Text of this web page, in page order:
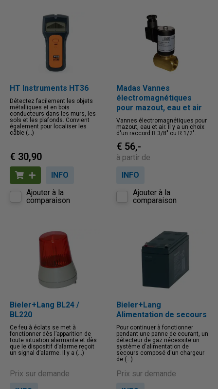
Prix croissant Prix décroissant
HT Instruments HT36
Détectez facilement les objets
métalliques et en bois
conducteurs dans les murs, les
sols et les plafonds. Convient
également pour localiser les
câble (...)
€ 30,90
INFO
Ajouter à la
comparaison
Madas Vannes
électromagnétiques
pour mazout, eau et air
Vannes électromagnétiques pour
mazout, eau et air. Il y a un choix
d'un raccord R 3/8" ou R 1/2".
€ 56,-
à partir de
INFO
Ajouter à la
comparaison
Bieler+Lang BL24 /
BL220
Ce feu à éclats se met à
fonctionner dès l’apparition de
toute situation alarmante et dès
que le dispositif d’alarme reçoit
un signal d’alarme. Il y a (...)
Prix sur demande
Bieler+Lang
Alimentation de secours
Pour continuer à fonctionner
pendant une panne de courant, un
détecteur de gaz nécessite un
système d'alimentation de
secours composé d'un chargeur
de (...)
Prix sur demande